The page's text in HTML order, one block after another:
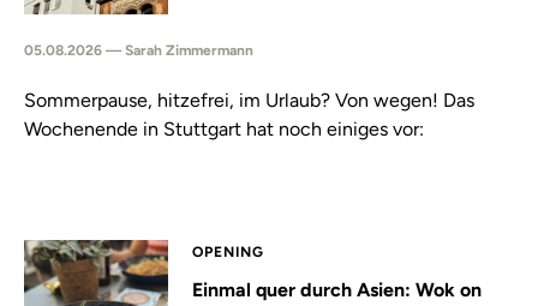
05.08.2026 — Sarah Zimmermann
Sommerpause, hitzefrei, im Urlaub? Von wegen! Das
Wochenende in Stuttgart hat noch einiges vor:
OPENING
Einmal quer durch Asien: Wok on